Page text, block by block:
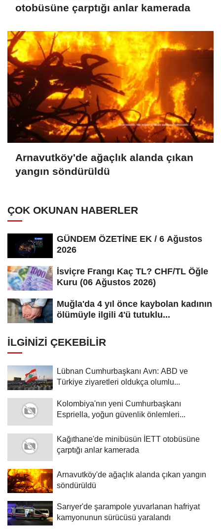
otobüsüne çarptığı anlar kamerada
Arnavutköy'de ağaçlık alanda çıkan
yangın söndürüldü
ÇOK OKUNAN HABERLER
GÜNDEM ÖZETİNE EK / 6 Ağustos
2026
İsviçre Frangı Kaç TL? CHF/TL Öğle
Kuru (06 Ağustos 2026)
Muğla'da 4 yıl önce kaybolan kadının
ölümüyle ilgili 4'ü tutuklu...
İLGINIZI ÇEKEBILIR
Lübnan Cumhurbaşkanı Avn: ABD ve
Türkiye ziyaretleri oldukça olumlu...
Kolombiya'nın yeni Cumhurbaşkanı
Espriella, yoğun güvenlik önlemleri...
Kağıthane'de minibüsün İETT otobüsüne
çarptığı anlar kamerada
Arnavutköy'de ağaçlık alanda çıkan yangın
söndürüldü
Sarıyer'de şarampole yuvarlanan hafriyat
kamyonunun sürücüsü yaralandı